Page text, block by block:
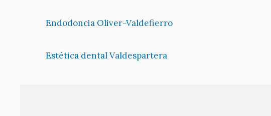
Endodoncia Oliver-Valdefierro
Estética dental Valdespartera